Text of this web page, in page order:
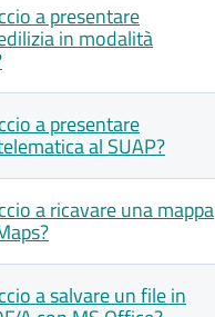
a presentare
in modalità
a presentare
al SUAP?
a ricavare una mappa
a salvare un file in